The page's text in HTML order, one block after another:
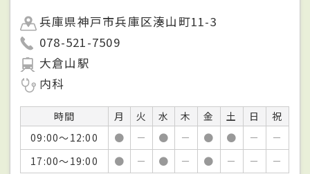
兵庫県神戸市兵庫区湊山町11-3
078-521-7509
大倉山駅
内科
時間 月 火 水 木 金 土 日
祝
09:00～12:00
● － ● － ● ● －
－
17:00～19:00
● － ● － ● － － －